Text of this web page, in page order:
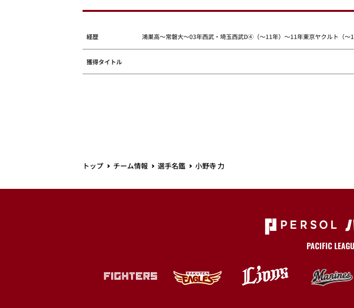
経歴 鴻巣高～常磐大～03年西武・埼玉西武D④（～11年）～11年東京ヤクルト（
獲得タイトル
トップ チーム情報 選手名鑑 小野寺 力
PACIFIC